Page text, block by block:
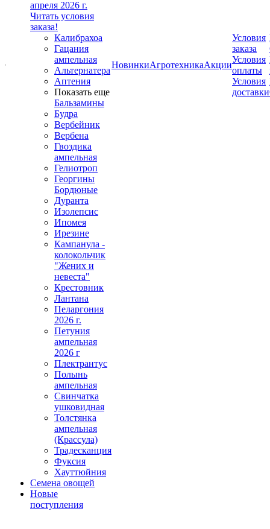
апреля 2026 г.
Читать условия
заказа!
Калибрахоа
Гацания
ампельная
Альтернатера
Аптения
Показать еще
Бальзамины
Будра
Вербейник
Вербена
Гвоздика
ампельная
Гелиотроп
Георгины
Бордюные
Дуранта
Изолепсис
Ипомея
Ирезине
Кампанула -
колокольчик
"Жених и
невеста"
Крестовник
Лантана
Пеларгония
2026 г.
Петуния
ампельная
2026 г
Плектрантус
Полынь
ампельная
Свинчатка
ушковидная
Толстянка
ампельная
(Крассула)
Традесканция
Фуксия
Хауттюйния
Семена овощей
Новые
поступления
НовинкиАгротехникаАкции
Условия
заказа
Условия
оплаты
Условия
доставки